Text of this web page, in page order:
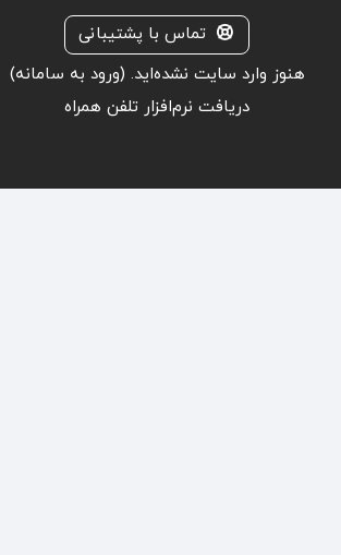
تماس با پشتیبانی
هنوز وارد سایت نشده‌اید. (ورود به سامانه)
دریافت نرم‌افزار تلفن همراه